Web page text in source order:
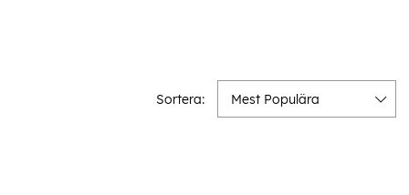
Sortera: Mest Populära